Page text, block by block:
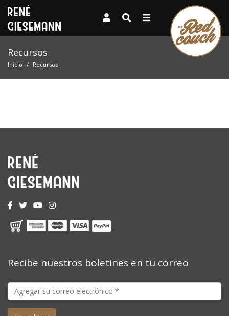
Recursos
Inicio Recursos
Recibe nuestros boletines en tu correo